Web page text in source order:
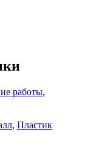
работы,
, Пластик